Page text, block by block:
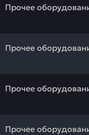
Прочее
Прочее
Прочее
Прочее